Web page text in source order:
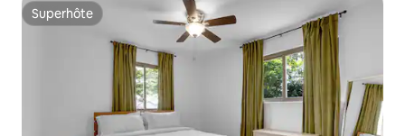
Superhôte
Superhôte